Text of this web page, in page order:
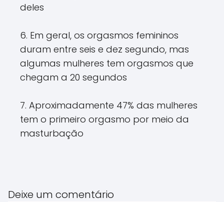
deles
6. Em geral, os orgasmos femininos
duram entre seis e dez segundo, mas
algumas mulheres tem orgasmos que
chegam a 20 segundos
7. Aproximadamente 47% das mulheres
tem o primeiro orgasmo por meio da
masturbação
Deixe um comentário